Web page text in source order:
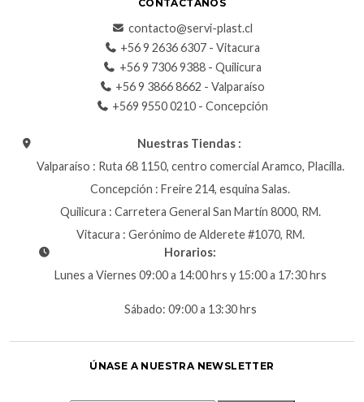
CONTÁCTANOS
contacto@servi-plast.cl
+56 9 2636 6307 - Vitacura
+56 9 7306 9388 - Quilicura
+56 9 3866 8662 - Valparaíso
+569 9550 0210 - Concepción
Nuestras Tiendas :
Valparaíso : Ruta 68 1150, centro comercial Aramco, Placilla.
Concepción : Freire 214, esquina Salas.
Quilicura : Carretera General San Martín 8000, RM.
Vitacura : Gerónimo de Alderete #1070, RM.
Horarios:
Lunes a Viernes 09:00 a 14:00 hrs y 15:00 a 17:30 hrs
Sábado: 09:00 a 13:30 hrs
ÚNASE A NUESTRA NEWSLETTER